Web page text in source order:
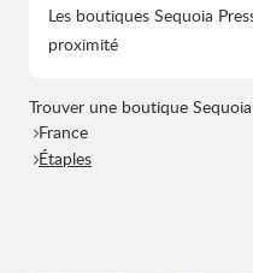
Les boutiques Sequoia
proximité
Trouver une boutique
France
Étaples